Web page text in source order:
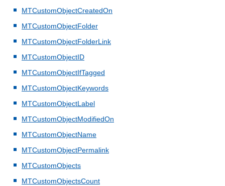
MTCustomObjectCreatedOn
MTCustomObjectFolder
MTCustomObjectFolderLink
MTCustomObjectID
MTCustomObjectIfTagged
MTCustomObjectKeywords
MTCustomObjectLabel
MTCustomObjectModifiedOn
MTCustomObjectName
MTCustomObjectPermalink
MTCustomObjects
MTCustomObjectsCount